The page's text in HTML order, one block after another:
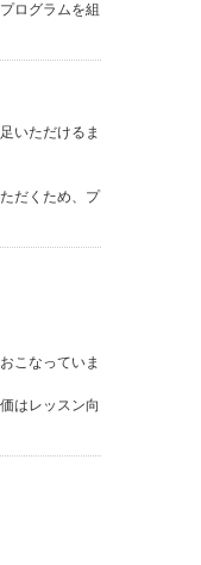
ログラムを組
いただけるま
だくため、プ
こなっていま
はレッスン向